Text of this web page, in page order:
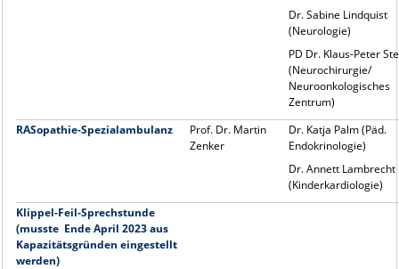
Dr. Sabine Lindquist
(Neurologie)
PD Dr. Klaus-Peter
(Neurochirurgie/
Neuroonkologisches
Zentrum)
RASopathie-Spezialambulanz
Prof. Dr. Martin
Zenker
Dr. Katja Palm (Päd.
Endokrinologie)
Dr. Annett Lambrecht
(Kinderkardiologie)
Klippel-Feil-Sprechstunde
(musste Ende April 2023 aus
Kapazitätsgründen eingestellt
werden)